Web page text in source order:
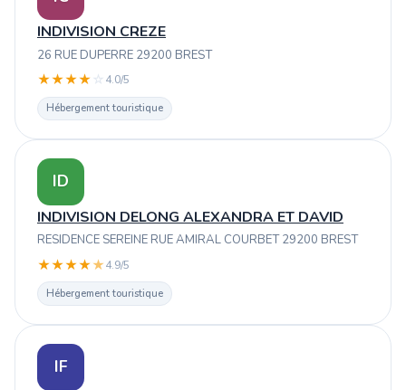
INDIVISION CREZE
26 RUE DUPERRE 29200 BREST
★★★★ ☆ 4.0/5
Hébergement touristique
ID
INDIVISION DELONG ALEXANDRA ET DAVID
RESIDENCE SEREINE RUE AMIRAL COURBET 29200 BREST
★★★★★4.9/5
Hébergement touristique
IF